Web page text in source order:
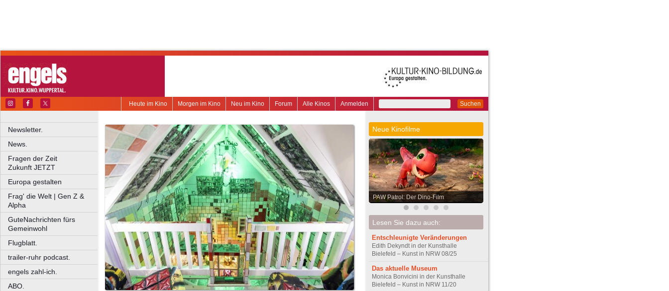
Suchen
Anmelden
Alle Kinos
Forum
Neu im Kino
Morgen im Kino
Heute im Kino
Newsletter.
News.
Fragen der Zeit
Zukunft JETZT
Europa gestalten
Frag' die Welt | Gen Z &
Alpha
GuteNachrichten fürs
Gemeinwohl
Flugblatt.
trailer-ruhr podcast.
engels zahl-ich.
ABO.
Neue Kinofilme
PAW Patrol: Der Dino-Film
Lesen Sie dazu auch:
Entschleunigte Veränderungen
Edith Dekyndt in der Kunsthalle
Bielefeld – Kunst in NRW 08/25
Das aktuelle Museum
Monica Bonvicini in der Kunsthalle
Bielefeld – Kunst in NRW 11/20